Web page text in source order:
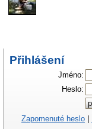
Přihlášení
Jméno:
Heslo:
Zapomenuté heslo